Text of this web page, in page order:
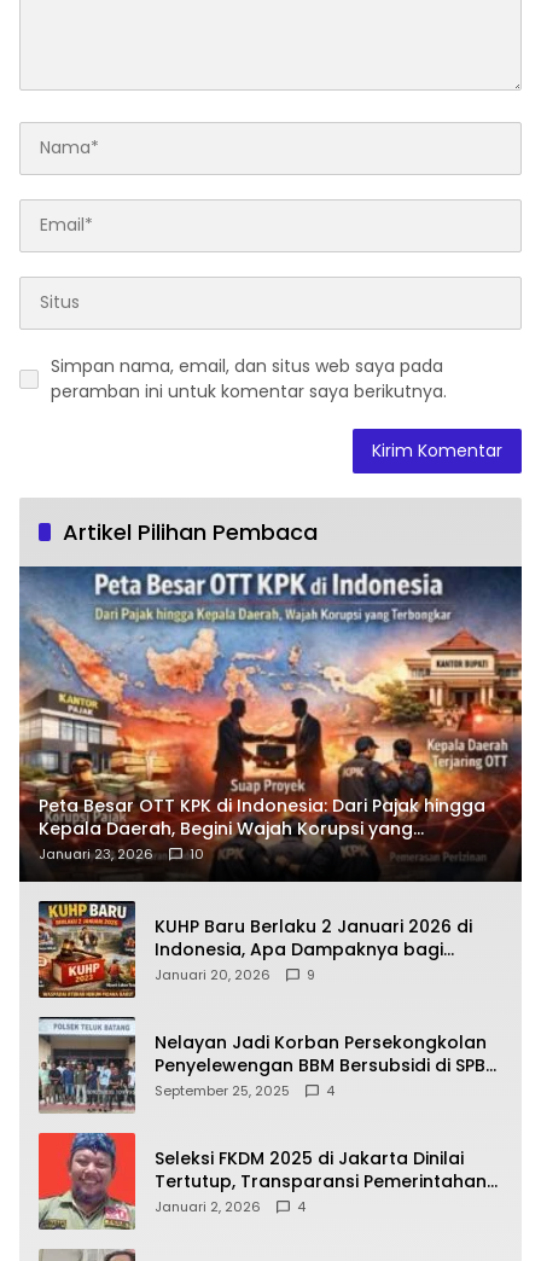
Simpan nama, email, dan situs web saya pada
peramban ini untuk komentar saya berikutnya.
Artikel Pilihan Pembaca
Peta Besar OTT KPK di Indonesia: Dari Pajak hingga
Kepala Daerah, Begini Wajah Korupsi yang
Terbongkar
Januari 23, 2026 10
KUHP Baru Berlaku 2 Januari 2026 di
Indonesia, Apa Dampaknya bagi
Kehidupan Warga? Ini Aturan Kunci
Januari 20, 2026 9
Nelayan Jadi Korban Persekongkolan
Penyelewengan BBM Bersubsidi di SPBU
64.78809 Teluk Batang
September 25, 2025 4
Seleksi FKDM 2025 di Jakarta Dinilai
Tertutup, Transparansi Pemerintahan
Pramono–Rano Dipertanyakan
Januari 2, 2026 4